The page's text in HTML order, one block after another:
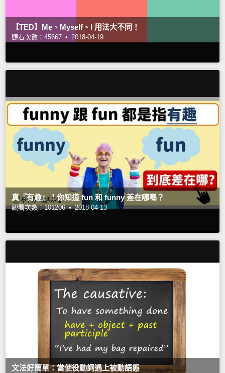
【TED】Me、Myself、I 用法大不同！
觀看次數：45667 • 2018-04-19
真『有趣』！你知道 fun 和 funny 差在哪嗎？
觀看次數：101206 • 2018-04-13
文法好簡單：當使役動詞遇上被動語態